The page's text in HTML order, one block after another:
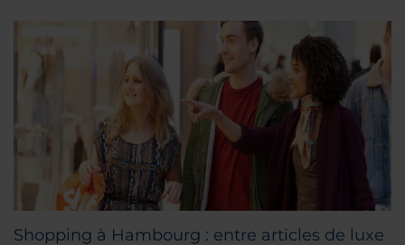
Shopping à Hambourg : entre articles de luxe